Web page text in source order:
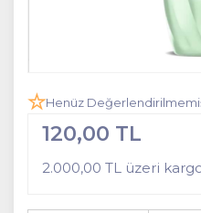
Henüz
120,00 TL
2.000,00 TL üzeri